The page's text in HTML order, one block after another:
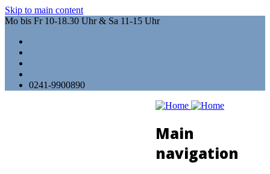
Skip to main content
Mo bis Fr 10-18.30 Uhr & Sa 11-15 Uhr
0241-9900890
Main
navigation